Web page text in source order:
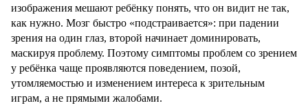
изображения мешают ребёнку понять, что он видит не так,
как нужно. Мозг быстро «подстраивается»: при падении
зрения на один глаз, второй начинает доминировать,
маскируя проблему. Поэтому симптомы проблем со зрением
у ребёнка чаще проявляются поведением, позой,
утомляемостью и изменением интереса к зрительным
играм, а не прямыми жалобами.